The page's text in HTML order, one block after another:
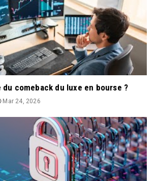
du comeback du luxe en bourse ?
Mar 24, 2026